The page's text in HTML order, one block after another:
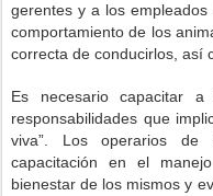
gerentes y a los
comportamiento de los
correcta de conducirlos, así
Es necesario capacitar
responsabilidades que
viva”. Los operarios de
capacitación en el
bienestar de los mismos y